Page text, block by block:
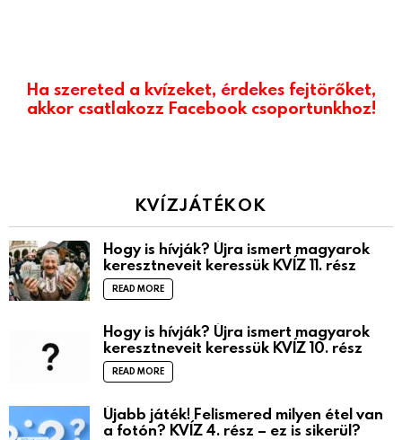
Ha szereted a kvízeket, érdekes fejtörőket,
akkor csatlakozz Facebook csoportunkhoz!
KVÍZJÁTÉKOK
Hogy is hívják? Újra ismert magyarok
keresztneveit keressük KVÍZ 11. rész
READ MORE
Hogy is hívják? Újra ismert magyarok
keresztneveit keressük KVÍZ 10. rész
READ MORE
Újabb játék! Felismered milyen étel van
a fotón? KVÍZ 4. rész – ez is sikerül?